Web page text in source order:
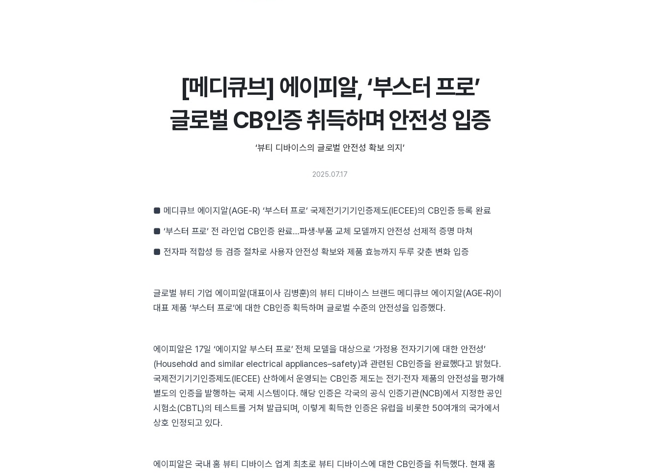
[메디큐브] 에이피알, ‘부스터 프로’
글로벌 CB인증 취득하며 안전성 입증
‘뷰티 디바이스의 글로벌 안전성 확보 의지’
2025.07.17
■ 메디큐브 에이지알(AGE-R) ‘부스터 프로’ 국제전기기기인증제도(IECEE)의 CB인증 등록 완료
■ ‘부스터 프로’ 전 라인업 CB인증 완료…파생·부품 교체 모델까지 안전성 선제적 증명 마쳐
■ 전자파 적합성 등 검증 절차로 사용자 안전성 확보와 제품 효능까지 두루 갖춘 변화 입증
글로벌 뷰티 기업 에이피알(대표이사 김병훈)의 뷰티 디바이스 브랜드 메디큐브 에이지알(AGE-R)이
대표 제품 ‘부스터 프로’에 대한 CB인증 획득하며 글로벌 수준의 안전성을 입증했다.
에이피알은 17일 ‘에이지알 부스터 프로’ 전체 모델을 대상으로 ‘가정용 전자기기에 대한 안전성’
(Household and similar electrical appliances–safety)과 관련된 CB인증을 완료했다고 밝혔다.
국제전기기기인증제도(IECEE) 산하에서 운영되는 CB인증 제도는 전기·전자 제품의 안전성을 평가해
별도의 인증을 발행하는 국제 시스템이다. 해당 인증은 각국의 공식 인증기관(NCB)에서 지정한 공인
시험소(CBTL)의 테스트를 거쳐 발급되며, 이렇게 획득한 인증은 유럽을 비롯한 50여개의 국가에서
상호 인정되고 있다.
에이피알은 국내 홈 뷰티 디바이스 업계 최초로 뷰티 디바이스에 대한 CB인증을 취득했다. 현재 홈